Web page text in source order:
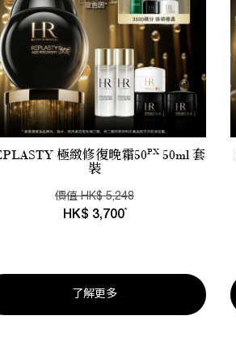
極緻修復晚霜50PX 50ml 套
裝
HK$ 3,700*
價值 HK$ 5,248
了解更多